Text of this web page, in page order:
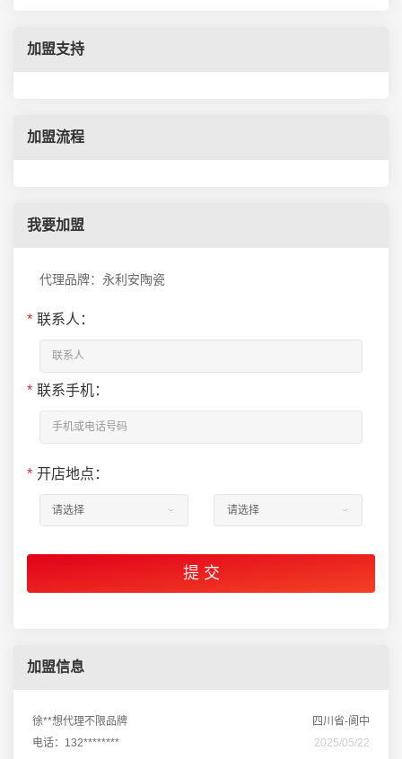
加盟支持
加盟流程
我要加盟
代理品牌：永利安陶瓷
* 联系人：
* 联系手机：
* 开店地点：
加盟信息
徐**想代理不限品牌
四川省-阆中
电话：132********
2025/05/22